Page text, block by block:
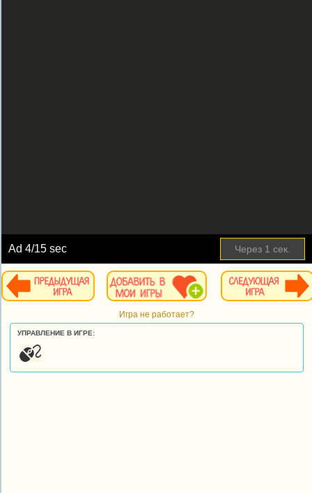
Ad5/15 sec Пропустить
Игра не работает?
УПРАВЛЕНИЕ В ИГРЕ: